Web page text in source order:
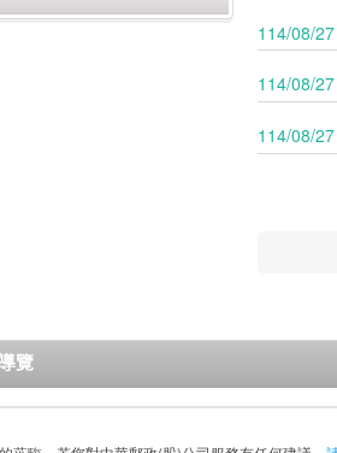
114/08/27
114/08/27
114/08/27
覽